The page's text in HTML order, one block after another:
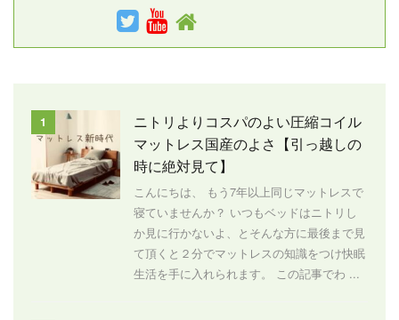
1
ニトリよりコスパのよい圧縮コイル
マットレス国産のよさ【引っ越しの
時に絶対見て】
こんにちは、 もう7年以上同じマットレスで
寝ていませんか？ いつもベッドはニトリし
か見に行かないよ、とそんな方に最後まで見
て頂くと２分でマットレスの知識をつけ快眠
生活を手に入れられます。 この記事でわ ...